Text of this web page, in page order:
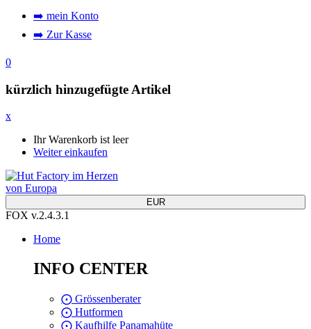
➡️ mein Konto
➡️ Zur Kasse
0
kürzlich hinzugefügte Artikel
x
Ihr Warenkorb ist leer
Weiter einkaufen
EUR
FOX v.2.4.3.1
Home
INFO CENTER
⨀ Grössenberater
⨀ Hutformen
⨀ Kaufhilfe Panamahüte